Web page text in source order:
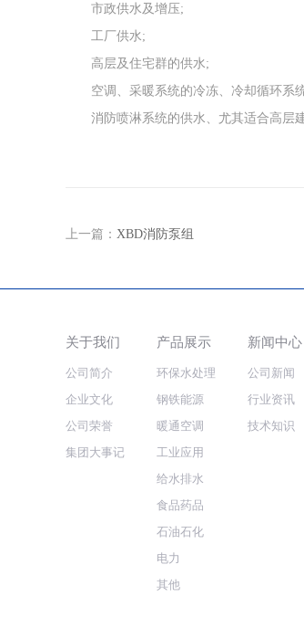
市政供水及增压;
工厂供水;
高层及住宅群的供水;
空调、采暖系统的冷冻、冷却循环系
消防喷淋系统的供水、尤其适合高层建
上一篇： XBD消防泵组
关于我们
公司简介
企业文化
公司荣誉
集团大事记
产品展示
环保水处理
钢铁能源
暖通空调
工业应用
给水排水
食品药品
石油石化
电力
其他
新闻中心
公司新闻
行业资讯
技术知识